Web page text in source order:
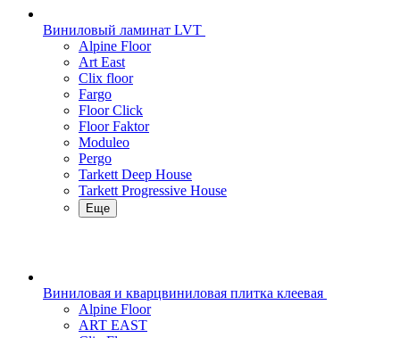
Виниловый ламинат LVT
Alpine Floor
Art East
Clix floor
Fargo
Floor Click
Floor Faktor
Moduleo
Pergo
Tarkett Deep House
Tarkett Progressive House
Еще
Виниловая и кварцвиниловая плитка клеевая
Alpine Floor
ART EAST